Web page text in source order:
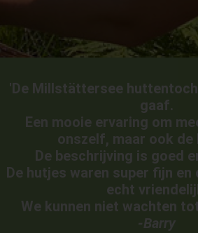
'De Millstättersee
gaaf.
Een mooie ervaring om
onszelf, maar ook de
De beschrijving is goed
De hutjes waren super fijn en
echt
We kunnen niet wachten
-Barry